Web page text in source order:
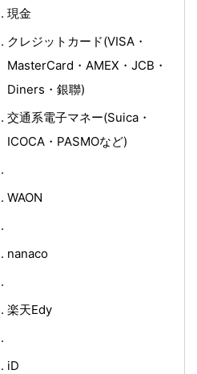
現金
クレジットカード(VISA・
MasterCard・AMEX・JCB・
Diners・銀聯)
交通系電子マネー(Suica・
ICOCA・PASMOなど)
WAON
nanaco
楽天Edy
iD